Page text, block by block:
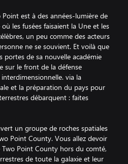
est à des années-lumière de
les fusées faisaient la Une et les
un peu comme des acteurs
ne se souvient. Et voilà que
de sa nouvelle académie
sur le front de la défense
via la
et la préparation du pays pour
débarquent : faites
un groupe de roches spatiales
Point County. Vous allez devoir
Point County hors du comté,
de toute la galaxie et leur